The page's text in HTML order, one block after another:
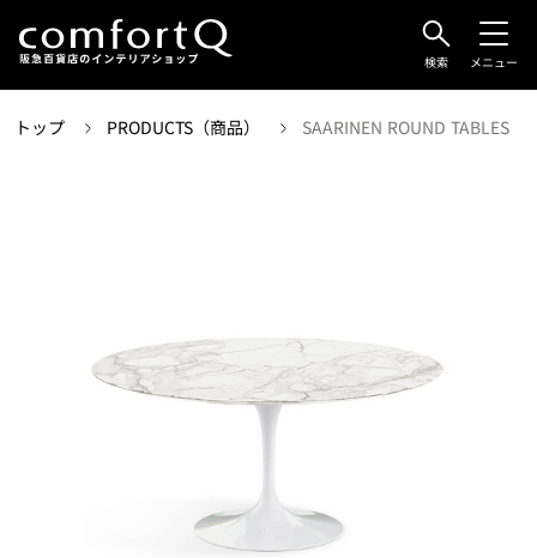
検索 メニュー
トップ PRODUCTS（商品） SAARINEN ROUND TABLES